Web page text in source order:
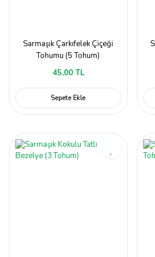
Sarmaşık Çarkıfelek Çiçeği
Tohumu (5 Tohum)
45,00 TL
Sepete Ekle